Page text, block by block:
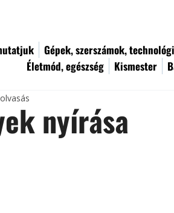
Gépek, szerszámok,
Életmód, egészség
Kismester
nyírása